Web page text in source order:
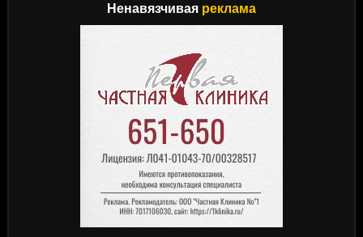
Ненавязчивая реклама